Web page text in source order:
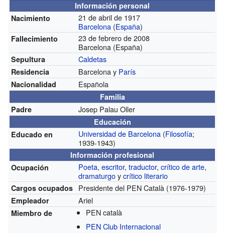
Información personal
Nacimiento
21 de abril de 1917
Barcelona (España)
Fallecimiento
23 de febrero de 2008
Barcelona (España)
Sepultura Caldetas
Residencia Barcelona y París
Nacionalidad Española
Familia
Padre
Josep Palau Oller
Educación
Educado en
Universidad de Barcelona (Filosofía;
1939-1943)
Información profesional
Ocupación
Poeta,escritor,traductor,crítico de arte,
dramaturgoycrítico literario
Cargos ocupados Presidente del PEN Català (1976-1979)
Empleador Ariel
Miembro de
PEN català
PEN Club Internacional